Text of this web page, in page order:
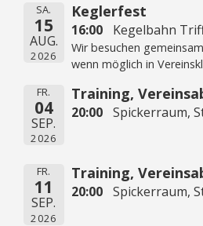
SA.
15
AUG.
2026
Keglerfest
16:00 Kegelbahn
Wir besuchen
wenn möglich in
FR.
04
SEP.
2026
Training,
20:00 Spickerraum,
FR.
11
SEP.
2026
Training,
20:00 Spickerraum,